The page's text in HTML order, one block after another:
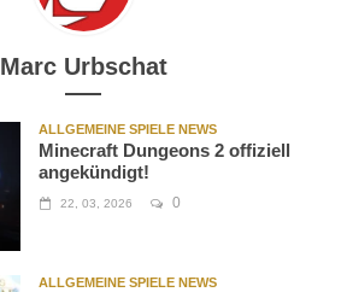
Marc Urbschat
ALLGEMEINE SPIELE NEWS
Minecraft Dungeons 2 offiziell
angekündigt!
22, 03, 2026 0
ALLGEMEINE SPIELE NEWS